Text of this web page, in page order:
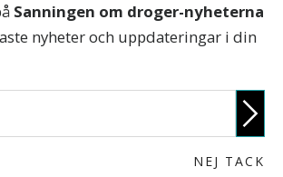
om droger
Sanningen om droger-nyheterna
nyheter och uppdateringar i din
NEJ TACK